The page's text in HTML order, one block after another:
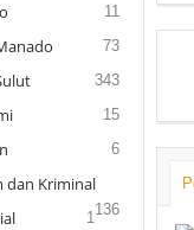
11
73
343
15
6
dan Kriminal
136
1